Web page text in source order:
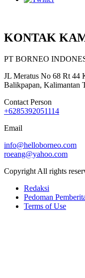
KONTAK
PT BORNEO
JL Meratus No 68 Rt 44
Balikpapan, Kalimantan
Contact Person
+6285392051114
Email
info@helloborneo.com
roeang@yahoo.com
Copyright All rights
Redaksi
Pedoman
Terms of Use